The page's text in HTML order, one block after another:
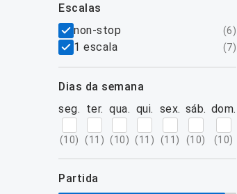
filtros
escalas
non-stop
(6)
1 escala (7)
dias da semana
seg.
(10)
ter.
(11 )
qua.
(10)
qui.
(11 )
sex.
(11 )
sáb.
(10)
dom.
(10)
partida